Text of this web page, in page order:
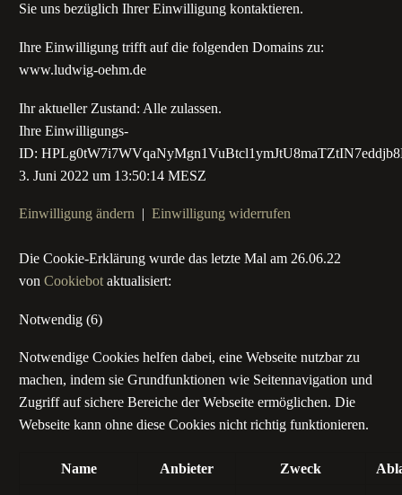
Sie uns bezüglich Ihrer Einwilligung kontaktieren.
Ihre Einwilligung trifft auf die folgenden Domains zu:
www.ludwig-oehm.de
Ihr aktueller Zustand: Alle zulassen.
Ihre Einwilligungs-
ID:
3. Juni 2022 um 13:50:14 MESZ
Einwilligung ändern | Einwilligung widerrufen
Die Cookie-Erklärung wurde das letzte Mal am 26.06.22
von Cookiebot aktualisiert:
Notwendig (6)
Notwendige Cookies helfen dabei, eine Webseite nutzbar zu
machen, indem sie Grundfunktionen wie Seitennavigation und
Zugriff auf sichere Bereiche der Webseite ermöglichen. Die
Webseite kann ohne diese Cookies nicht richtig funktionieren.
Name Anbieter Zweck